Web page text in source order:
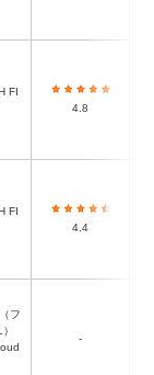
4.8
4.4
-